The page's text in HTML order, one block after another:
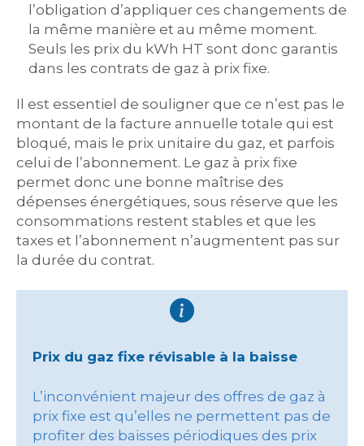
l’obligation d’appliquer ces changements de
la même manière et au même moment.
Seuls les prix du kWh HT sont donc garantis
dans les contrats de gaz à prix fixe.
Il est essentiel de souligner que ce n’est pas le
montant de la facture annuelle totale qui est
bloqué, mais le prix unitaire du gaz, et parfois
celui de l’abonnement. Le gaz à prix fixe
permet donc une bonne maîtrise des
dépenses énergétiques, sous réserve que les
consommations restent stables et que les
taxes et l’abonnement n’augmentent pas sur
la durée du contrat.
Prix du gaz fixe révisable à la baisse
L’inconvénient majeur des offres de gaz à
prix fixe est qu’elles ne permettent pas de
profiter des baisses périodiques des prix